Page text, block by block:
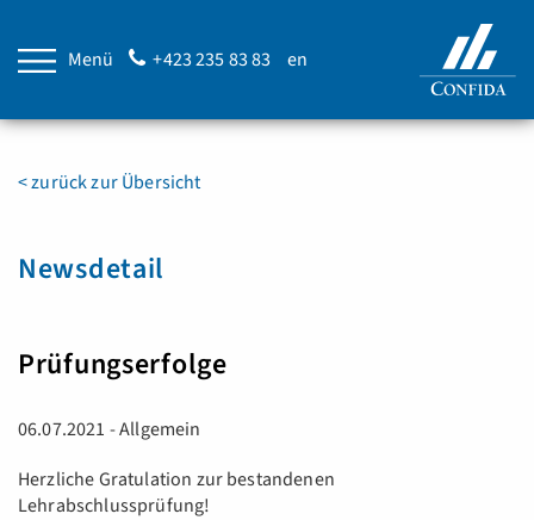
Menü +423 235 83 83 en
< zurück zur Übersicht
Newsdetail
Prüfungserfolge
06.07.2021 - Allgemein
Herzliche Gratulation zur bestandenen
Lehrabschlussprüfung!